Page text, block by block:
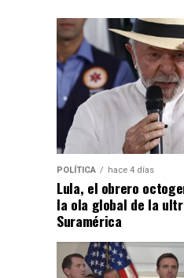
POLÍTICA hace 4 días
Lula, el obrero
la ola global de la
Suramérica